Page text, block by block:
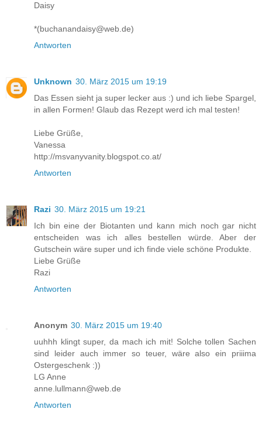
Daisy
*(buchanandaisy@web.de)
Antworten
Unknown 30. März 2015 um 19:19
Das Essen sieht ja super lecker aus :) und ich liebe Spargel,
in allen Formen! Glaub das Rezept werd ich mal testen!
Liebe Grüße,
Vanessa
http://msvanyvanity.blogspot.co.at/
Antworten
Razi 30. März 2015 um 19:21
Ich bin eine der Biotanten und kann mich noch gar nicht
entscheiden was ich alles bestellen würde. Aber der
Gutschein wäre super und ich finde viele schöne Produkte.
Liebe Grüße
Razi
Antworten
Anonym 30. März 2015 um 19:40
uuhhh klingt super, da mach ich mit! Solche tollen Sachen
sind leider auch immer so teuer, wäre also ein priiima
Ostergeschenk :))
LG Anne
anne.lullmann@web.de
Antworten